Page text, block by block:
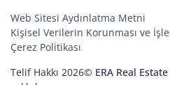
Web Sitesi Aydınlatma Metni
Kişisel Verilerin Korunması ve
Çerez Politikası
Telif Hakkı 2026© ERA Real